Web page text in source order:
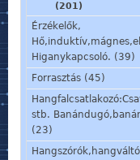
(201)
Érzékelők,
Higanykapcsoló. (39)
Forrasztás (45)
stb.
(23)